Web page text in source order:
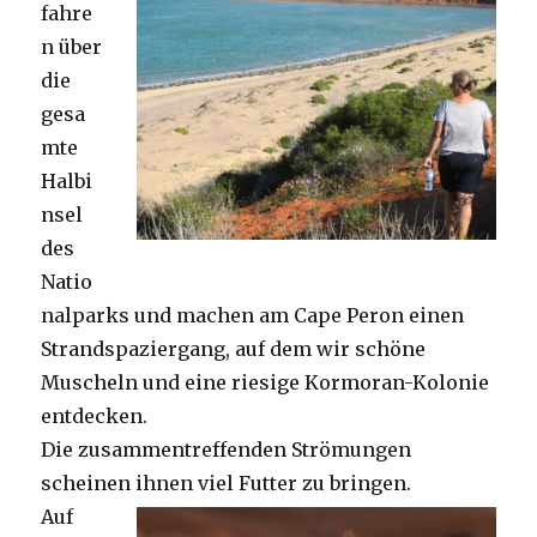
fahre
n über
die
gesa
mte
Halbi
nsel
des
Natio
nalparks und machen am Cape Peron einen
Strandspaziergang, auf dem wir schöne
Muscheln und eine riesige Kormoran-Kolonie
entdecken.
Die zusammentreffenden Strömungen
scheinen ihnen viel Futter zu bringen.
Auf